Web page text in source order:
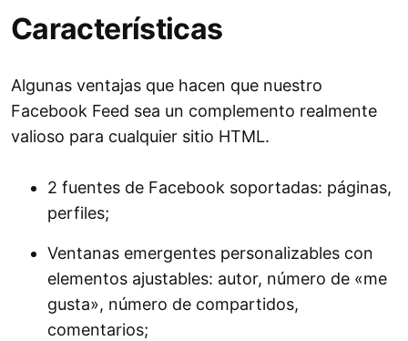
Características
Algunas ventajas que hacen que nuestro
Facebook Feed sea un complemento realmente
valioso para cualquier sitio HTML.
2 fuentes de Facebook soportadas: páginas,
perfiles;
Ventanas emergentes personalizables con
elementos ajustables: autor, número de «me
gusta», número de compartidos,
comentarios;